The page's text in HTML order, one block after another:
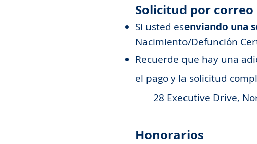
Solicitud por correo
Si usted esenviando una
Nacimiento/Defunción
Recuerde que hay una
el pago y la solicitud
28 Executive Drive,
Honorarios